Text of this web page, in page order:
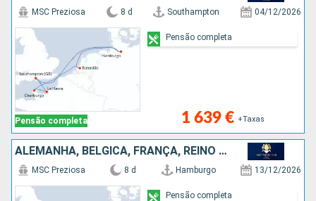
Pensão completa
MSC Preziosa 8 d Southampton 04/12/2026
1 639 € +Taxas
Pensão completa
ALEMANHA, BÉLGICA, FRANÇA, REINO UNIDO
MSC Preziosa 8 d Hamburgo 13/12/2026
Pensão completa